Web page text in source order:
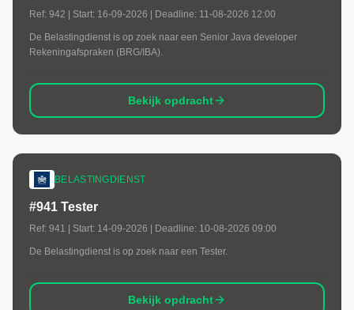
Ref: 942 | Start: 16-09-2026 | Deadline: 11-08-2026 12:00
De Belastingdienst is op zoek naar een Senior Java developer
Rekeningafspraken (BRG/IBA).
Bekijk opdracht
BELASTINGDIENST
#941 Tester
Ref: 941 | Start: 14-09-2026 | Deadline: 10-08-2026 09:00
De Belastingdienst is op zoek naar een Tester.
Bekijk opdracht